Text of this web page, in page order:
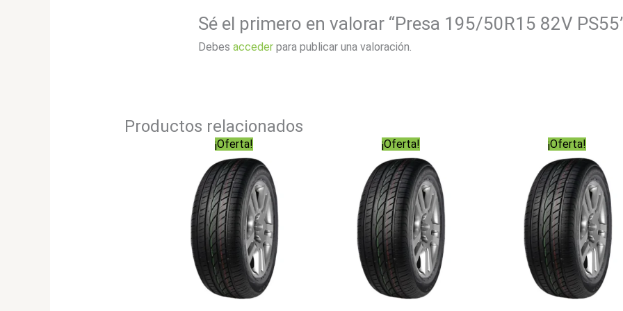
Sé el primero en valorar “Presa 195/50R15 82V
Debesacceder para publicar una valoración.
Productos relacionados
¡Oferta! ¡Oferta! ¡Oferta!